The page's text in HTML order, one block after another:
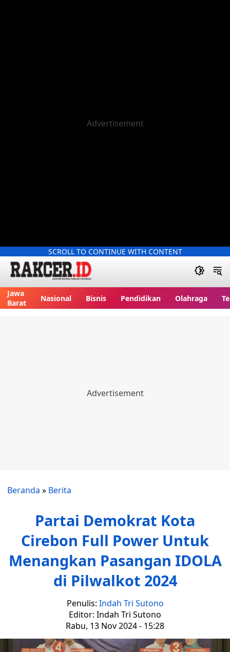
SCROLL TO CONTINUE WITH CONTENT
Jawa
Barat
Nasional Bisnis Pendidikan Olahraga
Beranda » Berita
Partai Demokrat Kota
Cirebon Full Power Untuk
Menangkan Pasangan IDOLA
di Pilwalkot 2024
Penulis: Indah Tri Sutono
Editor: Indah Tri Sutono
Rabu, 13 Nov 2024 - 15:28